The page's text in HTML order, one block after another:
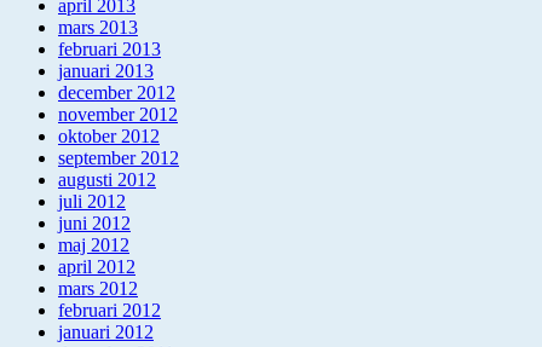
april 2013
mars 2013
februari 2013
januari 2013
december 2012
november 2012
oktober 2012
september 2012
augusti 2012
juli 2012
juni 2012
maj 2012
april 2012
mars 2012
februari 2012
januari 2012